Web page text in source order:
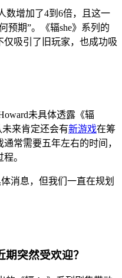
数增加了4到6倍，且这一
预期”。《辐she》系列的
吸引了旧玩家，也成功吸
未具体透露《辐
来肯定还会有新游戏在筹
常需要五年左右的时间，
。
消息，但我们一直在规划
突然受欢迎？